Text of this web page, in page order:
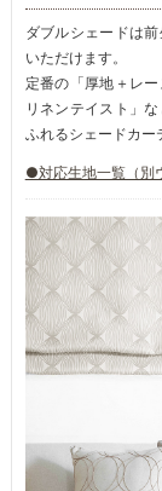
ダブルシェードは
いただけます。
定番の「厚地＋レ
リネンテイスト」
ふれるシェードカー
●対応生地一覧（別